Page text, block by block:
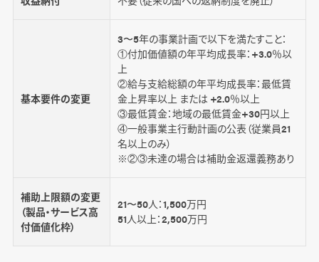
基本要件の変更
3〜5年の事業計画で以下を満たすこと：
①付加価値額の年平均成長率：+3.0％以
上
②給与支給総額の年平均成長率：最低賃
金上昇率以上 または +2.0％以上
③最低賃金：地域の最低賃金+30円以上
④一般事業主行動計画の公表（従業員21
名以上のみ）
※②③未達の場合は補助金返還義務あり
補助上限額の変更
（製品・サービス高
付価値化枠）
21〜50人：1,500万円
51人以上：2,500万円